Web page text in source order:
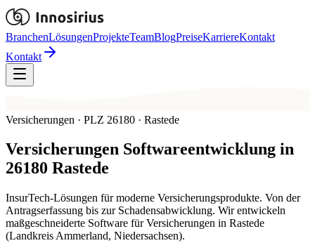
BranchenLösungenProjekteTeamBlogPreiseKarriereKontakt
Kontakt
Versicherungen · PLZ 26180 · Rastede
Versicherungen Softwareentwicklung in
26180 Rastede
InsurTech-Lösungen für moderne Versicherungsprodukte. Von der
Antragserfassung bis zur Schadensabwicklung. Wir entwickeln
maßgeschneiderte Software für Versicherungen in Rastede
(Landkreis Ammerland, Niedersachsen).